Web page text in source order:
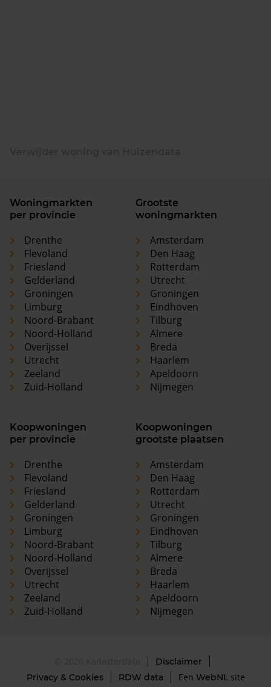
Woningmarkten
per provincie
Drenthe
Flevoland
Friesland
Gelderland
Groningen
Limburg
Noord-Brabant
Noord-Holland
Overijssel
Utrecht
Zeeland
Zuid-Holland
Grootste
woningmarkten
Amsterdam
Den Haag
Rotterdam
Utrecht
Groningen
Eindhoven
Tilburg
Almere
Breda
Haarlem
Apeldoorn
Nijmegen
Koopwoningen
per provincie
Drenthe
Flevoland
Friesland
Gelderland
Groningen
Limburg
Noord-Brabant
Noord-Holland
Overijssel
Utrecht
Zeeland
Zuid-Holland
Koopwoningen
grootste plaatsen
Amsterdam
Den Haag
Rotterdam
Utrecht
Groningen
Eindhoven
Tilburg
Almere
Breda
Haarlem
Apeldoorn
Nijmegen
Disclaimer
Privacy & Cookies
RDW data Een WebNLsite